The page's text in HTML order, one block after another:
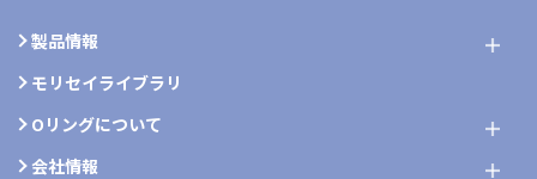
製品情報
モリセイライブラリ
Oリングについて
会社情報